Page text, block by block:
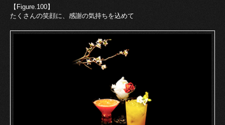
【Figure.100】
たくさんの笑顔に、感謝の気持ちを込めて